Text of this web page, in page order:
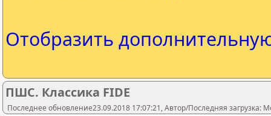
Отобразить
ПШС. Классика FIDE
Последнее обновление23.09.2018 17:07:21, Автор/Последняя загрузка: